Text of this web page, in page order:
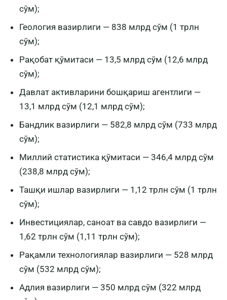
сўм);
Геология вазирлиги — 838 млрд сўм (1 трлн
сўм);
Рақобат қўмитаси — 13,5 млрд сўм (12,6 млрд
сўм);
Давлат активларини бошқариш агентлиги —
13,1 млрд сўм (12,1 млрд сўм);
Бандлик вазирлиги — 582,8 млрд сўм (733 млрд
сўм);
Миллий статистика қўмитаси — 346,4 млрд сўм
(238,8 млрд сўм);
Ташқи ишлар вазирлиги — 1,12 трлн сўм (1 трлн
сўм);
Инвестициялар, саноат ва савдо вазирлиги —
1,62 трлн сўм (1,11 трлн сўм);
Рақамли технологиялар вазирлиги — 528 млрд
сўм (532 млрд сўм);
Адлия вазирлиги — 350 млрд сўм (322 млрд